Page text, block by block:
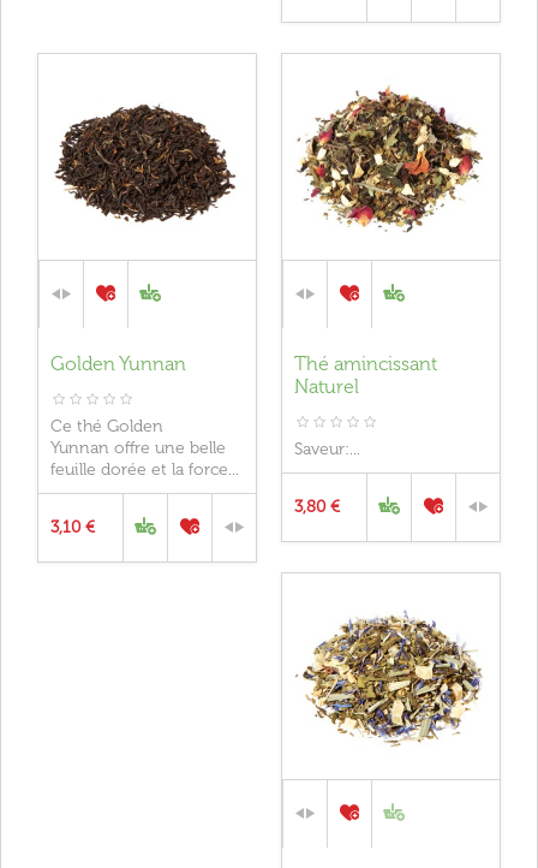
Golden Yunnan
Ce thé Golden
Yunnan offre une belle
feuille dorée et la force...
3,10 €
Thé amincissant
Naturel
Saveur:...
3,80 €